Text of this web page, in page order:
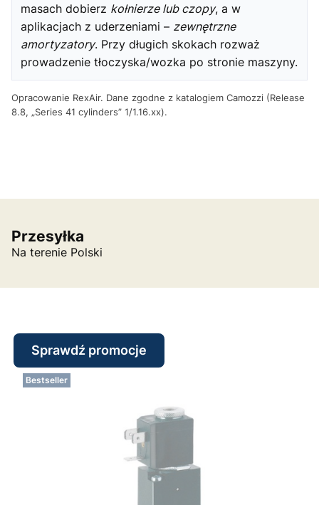
masach dobierz kołnierze lub czopy, a w
aplikacjach z uderzeniami – zewnętrzne
amortyzatory. Przy długich skokach rozważ
prowadzenie tłoczyska/wozka po stronie maszyny.
Opracowanie RexAir. Dane zgodne z katalogiem Camozzi (Release
8.8, „Series 41 cylinders” 1/1.16.xx).
Przesyłka
Na terenie Polski
Sprawdź promocje
Bestseller